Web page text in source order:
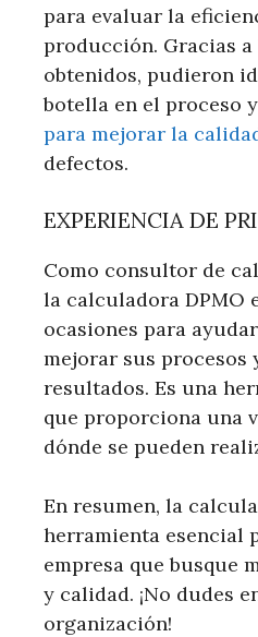
para evaluar la
producción. Gracias a
obtenidos, pudieron
botella en el proceso y
para mejorar la
defectos.
EXPERIENCIA DE
Como consultor de
la calculadora DPMO
ocasiones para
mejorar sus procesos
resultados. Es una
que proporciona una
dónde se pueden
En resumen, la
herramienta esencial
empresa que busque
y calidad. ¡No dudes
organización!